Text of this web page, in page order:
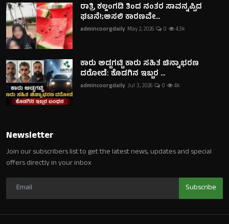
ರಾತ್ರಿ ಕಲ್ಲಂಗಡಿ ತಿಂದ ನಂತರ ಸಾವನ್ನಪ್ಪಿದ
ಘಟನೆ!;ಅಸಲಿ ಕಾರಣವೇ...
admincoorgdaily May 2, 2026 0 4.3k
ಕಾರು ಅಡ್ಡಗಟ್ಟಿ ಕಾರು ಸಹಿತ ಚಿನ್ನಾಭರಣ
ದರೋಡೆ: ಕೊಡಗಿನ ಇಬ್ಬರ ...
admincoorgdaily Jul 3, 2026 0 4k
Newsletter
Join our subscribers list to get the latest news, updates and special
offers directly in your inbox
Subscribe